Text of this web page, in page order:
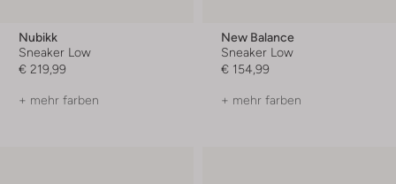
Nubikk
Sneaker Low
€ 219,99
+ mehr farben
New Balance
Sneaker Low
€ 154,99
+ mehr farben